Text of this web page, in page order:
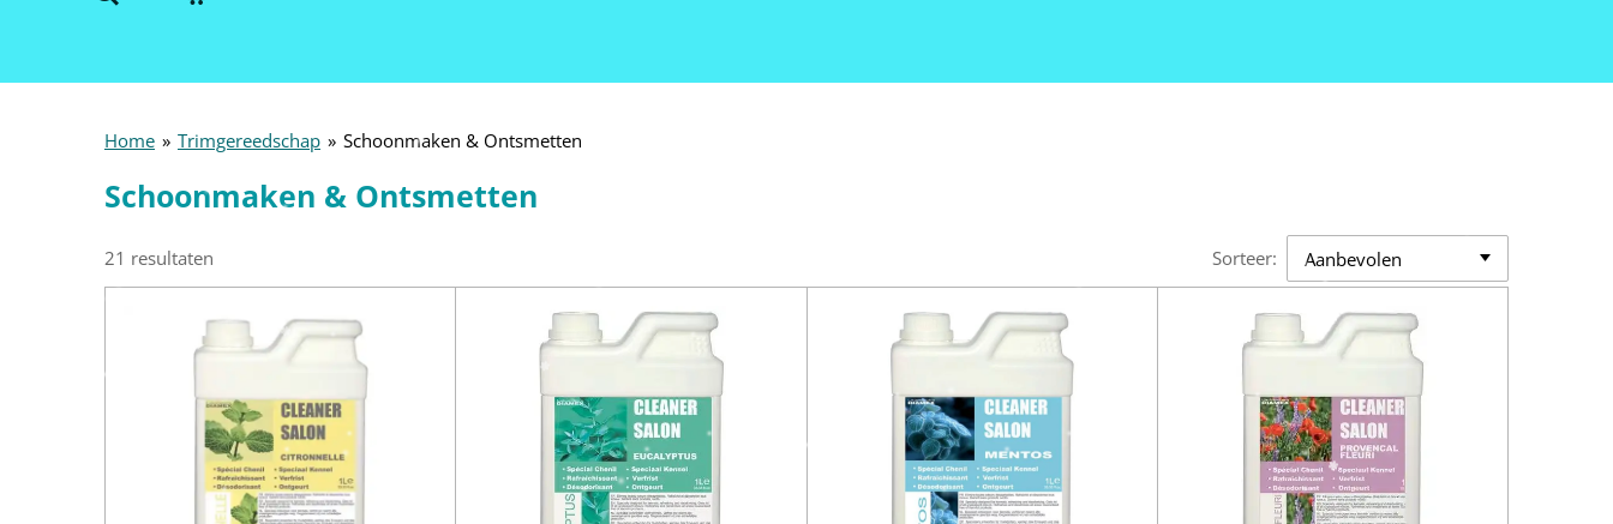
Home » Trimgereedschap » Schoonmaken & Ontsmetten
Schoonmaken & Ontsmetten
21 resultaten Sorteer: